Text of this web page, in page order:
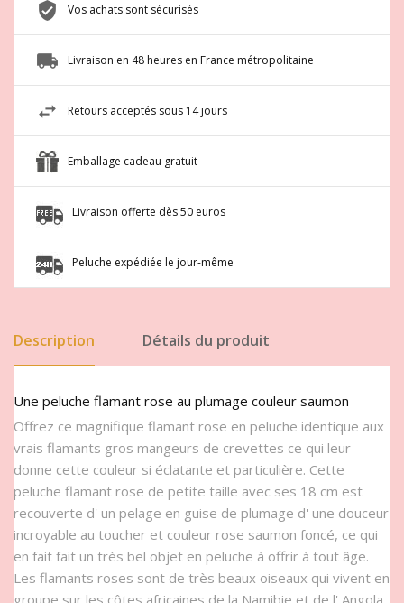
Vos achats sont sécurisés
Livraison en 48 heures en France métropolitaine
Retours acceptés sous 14 jours
Emballage cadeau gratuit
Livraison offerte dès 50 euros
Peluche expédiée le jour-même
Description Détails du produit
Une peluche flamant rose au plumage couleur saumon
Offrez ce magnifique flamant rose en peluche identique aux
vrais flamants gros mangeurs de crevettes ce qui leur
donne cette couleur si éclatante et particulière. Cette
peluche flamant rose de petite taille avec ses 18 cm est
recouverte d' un pelage en guise de plumage d' une douceur
incroyable au toucher et couleur rose saumon foncé, ce qui
en fait fait un très bel objet en peluche à offrir à tout âge.
Les flamants roses sont de très beaux oiseaux qui vivent en